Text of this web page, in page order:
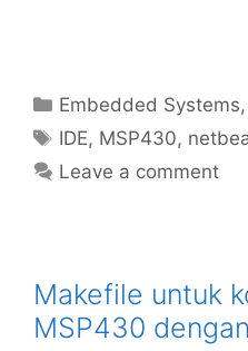
Categories
Embedded Systems,
Tags
IDE, MSP430,
Leave a comment
Makefile untuk
MSP430